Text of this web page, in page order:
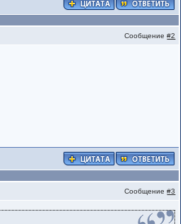
Сообщение#2
Сообщение#3